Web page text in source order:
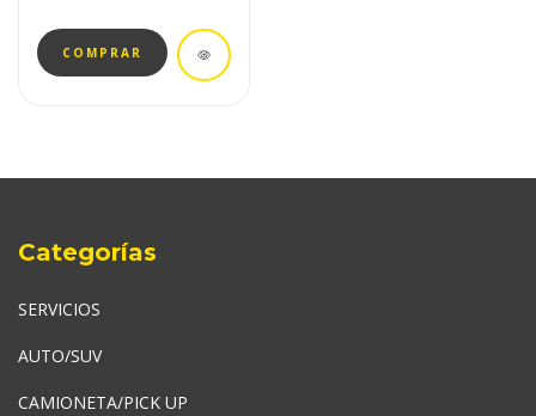
Categorías
SERVICIOS
AUTO/SUV
CAMIONETA/PICK UP